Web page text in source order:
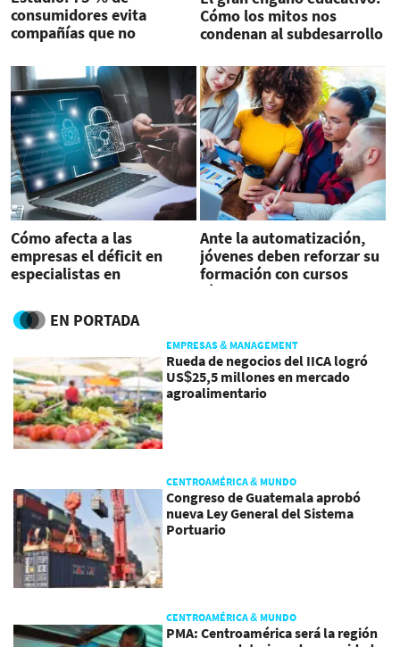
consumidores evita
compañías que no
hacia sus necesidades
Cómo los mitos nos
condenan al subdesarrollo
Cómo afecta a las
empresas el déficit en
especialistas en
Ante la automatización,
jóvenes deben reforzar su
formación con cursos
rápidos
EN PORTADA
EMPRESAS & MANAGEMENT
Rueda de negocios del IICA logró
US$25,5 millones en mercado
agroalimentario
CENTROAMÉRICA & MUNDO
Congreso de Guatemala aprobó
nueva Ley General del Sistema
Portuario
CENTROAMÉRICA & MUNDO
PMA: Centroamérica será la región